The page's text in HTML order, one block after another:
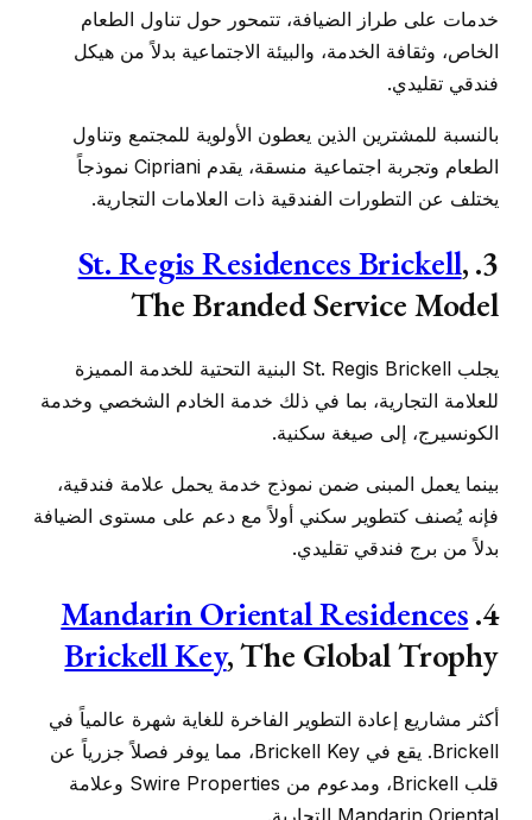
خدمات على طراز الضيافة، تتمحور حول تناول الطعام
الخاص، وثقافة الخدمة، والبيئة الاجتماعية بدلاً من هيكل
فندقي تقليدي.
بالنسبة للمشترين الذين يعطون الأولوية للمجتمع وتناول
الطعام وتجربة اجتماعية منسقة، يقدم Cipriani نموذجاً
يختلف عن التطورات الفندقية ذات العلامات التجارية.
3.
St. Regis Residences Brickell,
The Branded Service Model
يجلب St. Regis Brickell البنية التحتية للخدمة المميزة
للعلامة التجارية، بما في ذلك خدمة الخادم الشخصي وخدمة
الكونسيرج، إلى صيغة سكنية.
بينما يعمل المبنى ضمن نموذج خدمة يحمل علامة فندقية،
فإنه يُصنف كتطوير سكني أولاً مع دعم على مستوى الضيافة
بدلاً من برج فندقي تقليدي.
4.
Mandarin Oriental Residences
Brickell Key, The Global Trophy
أكثر مشاريع إعادة التطوير الفاخرة للغاية شهرة عالمياً في
Brickell. يقع في Brickell Key، مما يوفر فصلاً جزرياً عن
قلب Brickell، ومدعوم من Swire Properties وعلامة
Mandarin Oriental التجارية.